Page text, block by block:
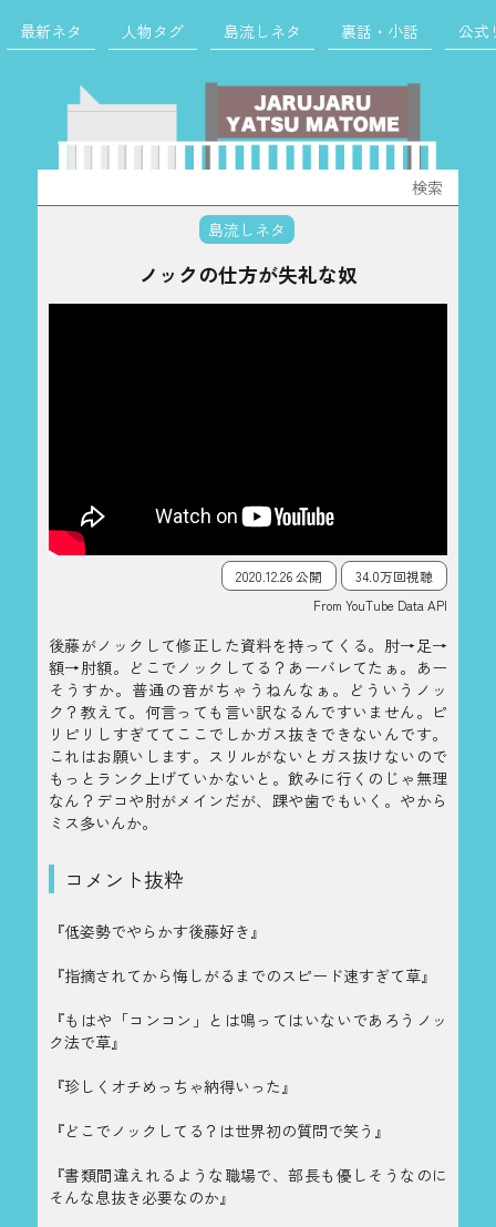
最新ネタ 人物タグ 島流しネタ 裏話・小話 公式
索:
島流しネタ
ノックの仕方が失礼な奴
2020.12.26 公開
34.0万回視聴
From YouTube Data API
後藤がノックして修正した資料を持ってくる。肘→足→
額→肘額。どこでノックしてる？あーバレてたぁ。あー
そうすか。普通の音がちゃうねんなぁ。どういうノッ
ク？教えて。何言っても言い訳なるんですいません。ピ
リピリしすぎててここでしかガス抜きできないんです。
これはお願いします。スリルがないとガス抜けないので
もっとランク上げていかないと。飲みに行くのじゃ無理
なん？デコや肘がメインだが、踝や歯でもいく。やから
ミス多いんか。
コメント抜粋
『低姿勢でやらかす後藤好き』
『指摘されてから悔しがるまでのスピード速すぎて草』
『もはや「コンコン」とは鳴ってはいないであろうノッ
ク法で草』
『珍しくオチめっちゃ納得いった』
『どこでノックしてる？は世界初の質問で笑う』
『書類間違えれるような職場で、部長も優しそうなのに
そんな息抜き必要なのか』